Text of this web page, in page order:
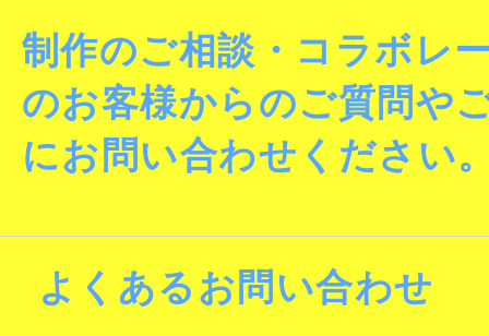
制作のご相談・コラボレ
のお客様からのご質問や
にお問い合わせください
よくあるお問い合わせ